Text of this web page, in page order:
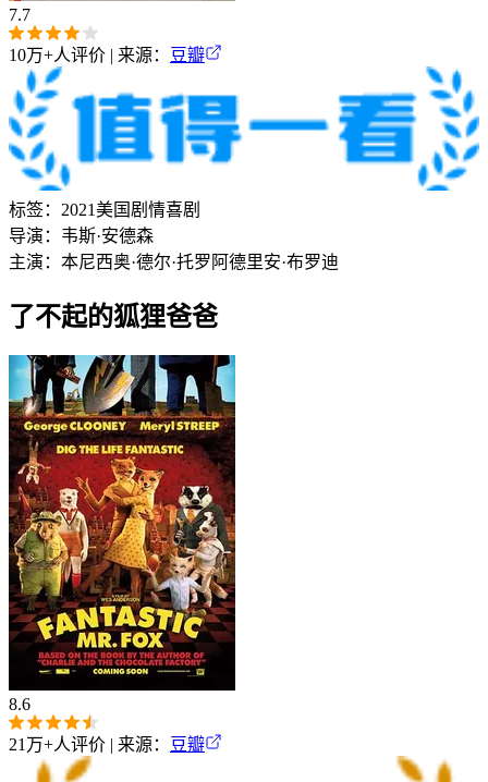
7.7
10万+人评价 | 来源： 豆瓣
标签： 2021美国 剧情喜剧
导演： 韦斯·安德森
主演： 本尼西奥·德尔·托罗 阿德里安·布罗迪
了不起的狐狸爸爸
8.6
21万+人评价 | 来源： 豆瓣